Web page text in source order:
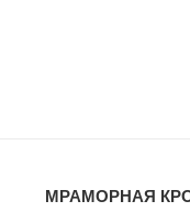
МРАМОРНАЯ